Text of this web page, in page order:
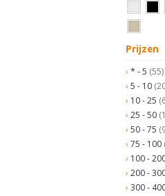
Prijzen
* - 5 (55)
5 - 10
10 - 25
25 - 50
50 - 75
75 - 100
100 -
200 -
300 -